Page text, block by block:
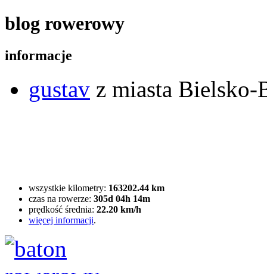
blog rowerowy
informacje
gustav z miasta Bielsko-
wszystkie kilometry: 163202.44 km
czas na rowerze: 305d 04h 14m
prędkość średnia: 22.20 km/h
więcej informacji.